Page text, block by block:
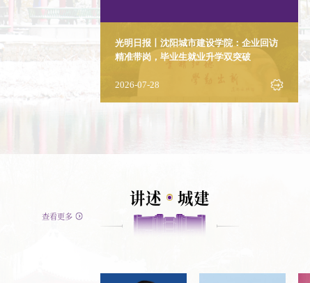
光明日报丨沈阳城市建设学院：企业回访
精准带岗，毕业生就业升学双突破
2026-07-28
查看更多
讲述 城建